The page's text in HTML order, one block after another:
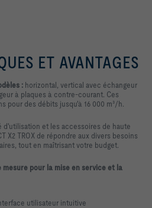
ET AVANTAGES
: horizontal, vertical avec échangeur
à plaques à contre-courant. Ces
pour des débits jusqu'à 16 000 m³/h.
d'utilisation et les accessoires de haute
X2 TROX de répondre aux divers besoins
tout en maîtrisant votre budget.
pour la mise en service et la
utilisateur intuitive